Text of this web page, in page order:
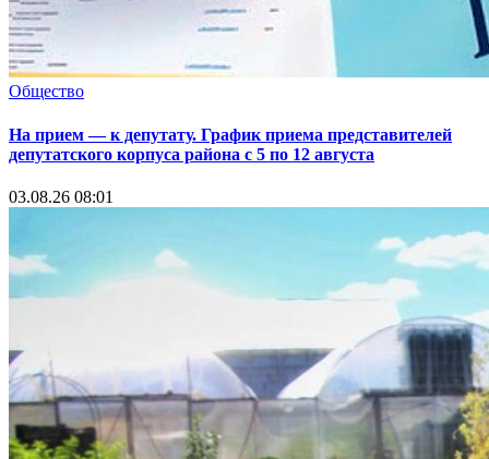
Общество
На прием — к депутату. График приема представителей
депутатского корпуса района с 5 по 12 августа
03.08.26 08:01